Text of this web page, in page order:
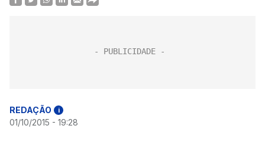
REDAÇÃO i
01/10/2015 - 19:28